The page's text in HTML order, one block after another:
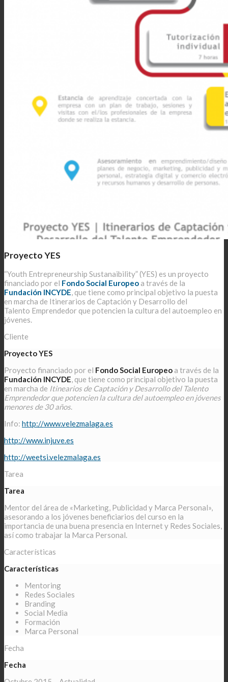
Proyecto YES
“Youth Entrepreneurship Sustanaibility” (YES) es un proyecto
financiado por el Fondo Social Europeo a través de la
Fundación INCYDE, que tiene como principal objetivo la puesta
en marcha de Itinerarios de Captación y Desarrollo del
Talento Emprendedor que potencien la cultura del autoempleo en
jóvenes.
Cliente
Proyecto YES
Proyecto financiado por el Fondo Social Europeo a través de la
Fundación INCYDE, que tiene como principal objetivo la puesta
en marcha de Itinearios de Captación y Desarrollo del Talento
Emprendedor que potencien la cultura del autoempleo en jóvenes
menores de 30 años.
Info: http://www.velezmalaga.es
http://www.injuve.es
http://weetsi.velezmalaga.es
Tarea
Tarea
Mentor del área de «Marketing, Publicidad y Marca Personal»,
asesorando a los jóvenes beneficiarios del curso en la
importancia de una buena presencia en Internet y Redes Sociales,
así como trabajar la Marca Personal.
Características
Características
Mentoring
Redes Sociales
Branding
Social Media
Formación
Marca Personal
Fecha
Fecha